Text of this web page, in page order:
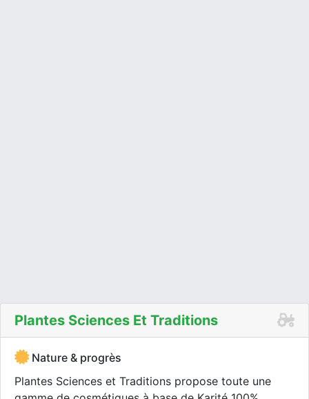
Plantes Sciences Et Traditions
Nature & progrès
Plantes Sciences et Traditions propose toute une